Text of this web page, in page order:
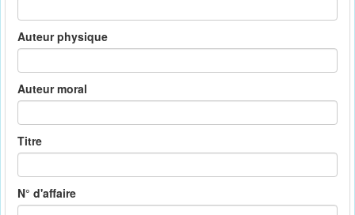
Auteur physique
Auteur moral
Titre
N° d'affaire